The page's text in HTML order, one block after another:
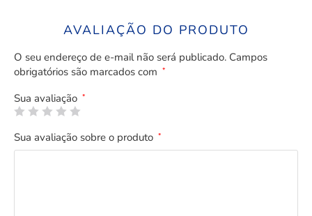
AVALIAÇÃO DO PRODUTO
O seu endereço de e-mail não será publicado. Campos
obrigatórios são marcados com *
Sua avaliação *
Sua avaliação sobre o produto *